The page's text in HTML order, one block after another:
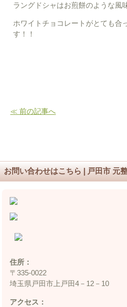
ラングドシャはお煎餅のような風
ホワイトチョコレートがとても合
す！！
≪ 前の記事へ
お問い合わせはこちら | 戸田市 元
住所：
〒335‐0022
埼玉県戸田市上戸田4－12－10
アクセス：